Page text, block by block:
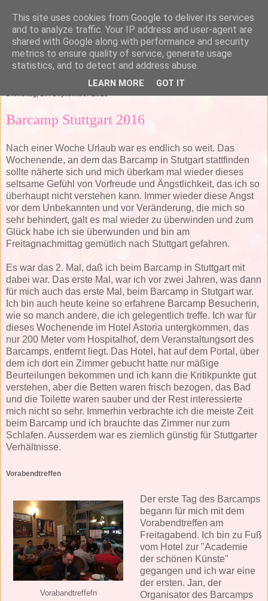
Dienstag, 20. September 2016
Barcamp Stuttgart 2016
Nach einer Woche Urlaub war es endlich so weit. Das
Wochenende, an dem das Barcamp in Stutgart stattfinden
sollte näherte sich und mich überkam mal wieder dieses
seltsame Gefühl von Vorfreude und Ängstlichkeit, das ich so
überhaupt nicht verstehen kann. Immer wieder diese Angst
vor dem Unbekannten und vor Veränderung, die mich so
sehr behindert, galt es mal wieder zu überwinden und zum
Glück habe ich sie überwunden und bin am
Freitagnachmittag gemütlich nach Stuttgart gefahren.
Es war das 2. Mal, daß ich beim Barcamp in Stuttgart mit
dabei war. Das erste Mal, war ich vor zwei Jahren, was dann
für mich auch das erste Mal, beim Barcamp in Stutgart war.
Ich bin auch heute keine so erfahrene Barcamp Besucherin,
wie so manch andere, die ich gelegentlich treffe. Ich war für
dieses Wochenende im Hotel Astoria untergkommen, das
nur 200 Meter vom Hospitalhof, dem Veranstaltungsort des
Barcamps, entfernt liegt. Das Hotel, hat auf dem Portal, über
dem ich dort ein Zimmer gebucht hatte nur mäßige
Beurteilungen bekommen und ich kann die Kritikpunkte gut
verstehen, aber die Betten waren frisch bezogen, das Bad
und die Toilette waren sauber und der Rest interessierte
mich nicht so sehr. Immerhin verbrachte ich die meiste Zeit
beim Barcamp und ich brauchte das Zimmer nur zum
Schlafen. Ausserdem war es ziemlich günstig für Stuttgarter
Verhältnisse.
Vorabendtreffen
Vorabandtreffefn
Der erste Tag des Barcamps
begann für mich mit dem
Vorabendtreffen am
Freitagabend. Ich bin zu Fuß
vom Hotel zur "Academie
der schönen Künste"
gegangen und ich war eine
der ersten. Jan, der
Organisator des Barcamps
This site uses cookies from Google to deliver its services
and to analyze traffic. Your IP address and user-agent are
shared with Google along with performance and security
metrics to ensure quality of service, generate usage
statistics, and to detect and address abuse.
LEARN MORE GOT IT